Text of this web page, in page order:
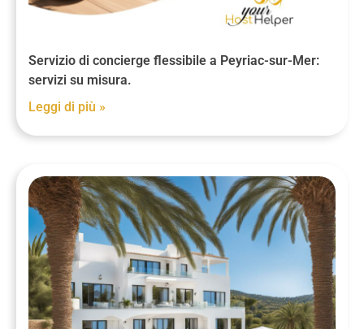
Servizio di concierge flessibile a Peyriac-sur-Mer:
servizi su misura.
Leggi di più »